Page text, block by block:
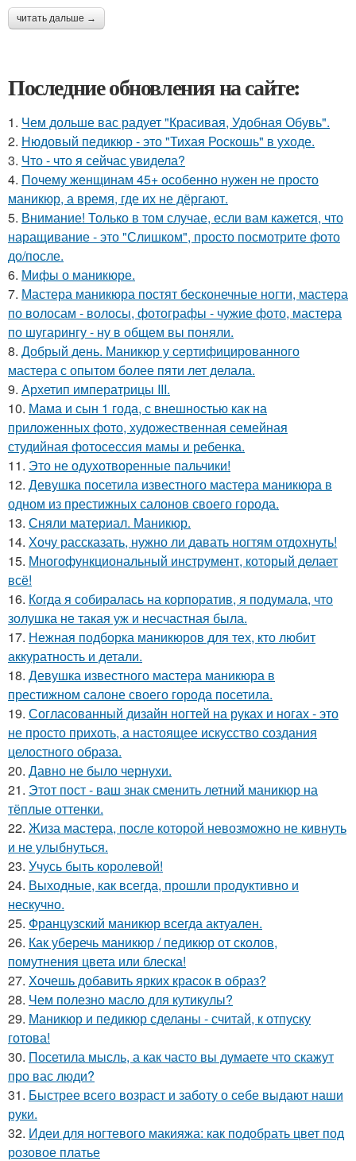
читать дальше →
Последние обновления на сайте:
1. Чем дольше вас радует "Красивая, Удобная Обувь".
2. Нюдовый педикюр - это "Тихая Роскошь" в уходе.
3. Что - что я сейчас увидела?
4. Почему женщинам 45+ особенно нужен не просто
маникюр, а время, где их не дёргают.
5. Внимание! Только в том случае, если вам кажется, что
наращивание - это "Слишком", просто посмотрите фото
до/после.
6. Мифы о маникюре.
7. Мастера маникюра постят бесконечные ногти, мастера
по волосам - волосы, фотографы - чужие фото, мастера
по шугарингу - ну в общем вы поняли.
8. Добрый день. Маникюр у сертифицированного
мастера с опытом более пяти лет делала.
9. Архетип императрицы III.
10. Мама и сын 1 года, с внешностью как на
приложенных фото, художественная семейная
студийная фотосессия мамы и ребенка.
11. Это не одухотворенные пальчики!
12. Девушка посетила известного мастера маникюра в
одном из престижных салонов своего города.
13. Сняли материал. Маникюр.
14. Хочу рассказать, нужно ли давать ногтям отдохнуть!
15. Многофункциональный инструмент, который делает
всё!
16. Когда я собиралась на корпоратив, я подумала, что
золушка не такая уж и несчастная была.
17. Нежная подборка маникюров для тех, кто любит
аккуратность и детали.
18. Девушка известного мастера маникюра в
престижном салоне своего города посетила.
19. Согласованный дизайн ногтей на руках и ногах - это
не просто прихоть, а настоящее искусство создания
целостного образа.
20. Давно не было чернухи.
21. Этот пост - ваш знак сменить летний маникюр на
тёплые оттенки.
22. Жиза мастера, после которой невозможно не кивнуть
и не улыбнуться.
23. Учусь быть королевой!
24. Выходные, как всегда, прошли продуктивно и
нескучно.
25. Французский маникюр всегда актуален.
26. Как уберечь маникюр / педикюр от сколов,
помутнения цвета или блеска!
27. Хочешь добавить ярких красок в образ?
28. Чем полезно масло для кутикулы?
29. Маникюр и педикюр сделаны - считай, к отпуску
готова!
30. Посетила мысль, а как часто вы думаете что скажут
про вас люди?
31. Быстрее всего возраст и заботу о себе выдают наши
руки.
32. Идеи для ногтевого макияжа: как подобрать цвет под
розовое платье